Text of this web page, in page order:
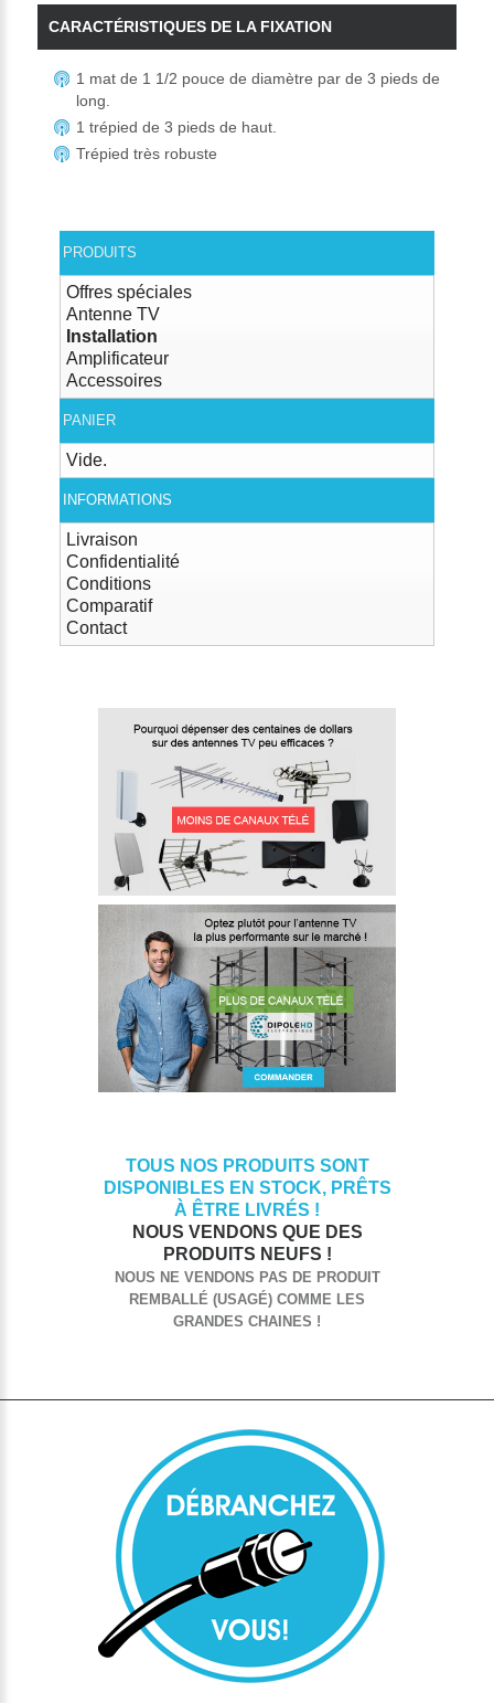
CARACTÉRISTIQUES DE LA FIXATION
1 mat de 1 1/2 pouce de diamètre par de 3 pieds de
long.
1 trépied de 3 pieds de haut.
Trépied très robuste
PRODUITS
Offres spéciales
Antenne TV
Installation
Amplificateur
Accessoires
PANIER
Vide.
INFORMATIONS
Livraison
Confidentialité
Conditions
Comparatif
Contact
TOUS NOS PRODUITS SONT
DISPONIBLES EN STOCK, PRÊTS
À ÊTRE LIVRÉS !
NOUS VENDONS QUE DES
PRODUITS NEUFS !
NOUS NE VENDONS PAS DE PRODUIT
REMBALLÉ (USAGÉ) COMME LES
GRANDES CHAINES !